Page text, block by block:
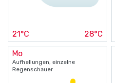
21°C 28°C
Mo
Aufhellungen, einzelne
Regenschauer